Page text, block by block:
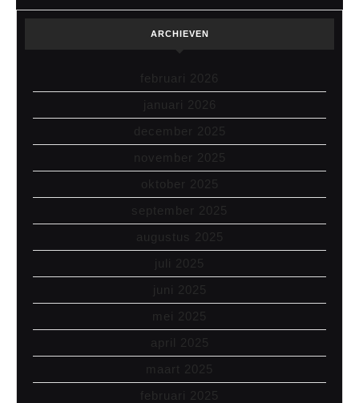
ARCHIEVEN
februari 2026
januari 2026
december 2025
november 2025
oktober 2025
september 2025
augustus 2025
juli 2025
juni 2025
mei 2025
april 2025
maart 2025
februari 2025